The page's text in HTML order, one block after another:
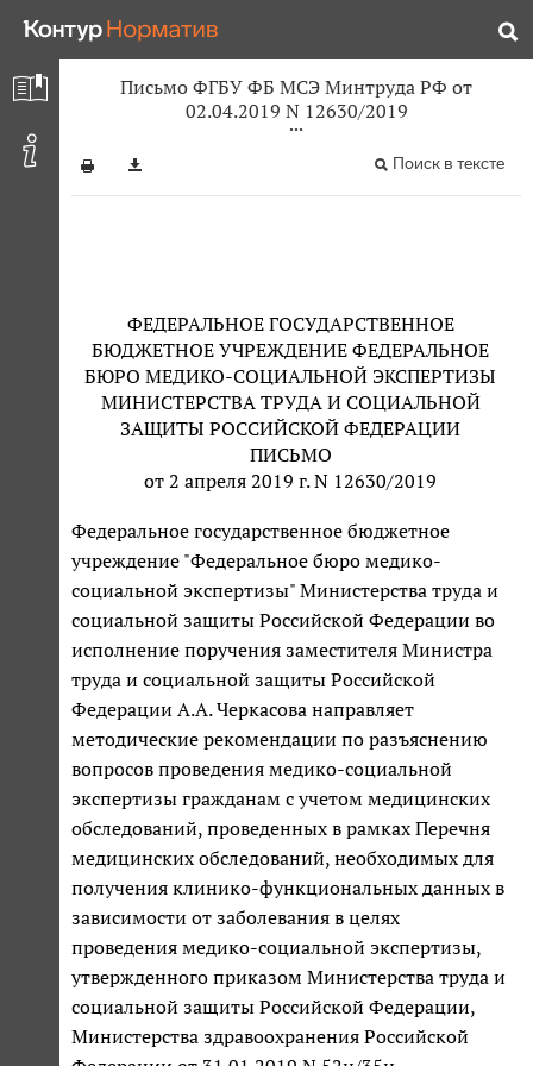
Письмо ФГБУ ФБ МСЭ Минтруда РФ от
02.04.2019 N 12630/2019
Поиск в тексте
ФЕДЕРАЛЬНОЕ ГОСУДАРСТВЕННОЕ
БЮДЖЕТНОЕ УЧРЕЖДЕНИЕ ФЕДЕРАЛЬНОЕ
БЮРО МЕДИКО-СОЦИАЛЬНОЙ ЭКСПЕРТИЗЫ
МИНИСТЕРСТВА ТРУДА И СОЦИАЛЬНОЙ
ЗАЩИТЫ РОССИЙСКОЙ ФЕДЕРАЦИИ
ПИСЬМО
от 2 апреля 2019 г. N 12630/2019
Федеральное государственное бюджетное
учреждение "Федеральное бюро медико-
социальной экспертизы" Министерства труда и
социальной защиты Российской Федерации во
исполнение поручения заместителя Министра
труда и социальной защиты Российской
Федерации А.А. Черкасова направляет
методические рекомендации по разъяснению
вопросов проведения медико-социальной
экспертизы гражданам с учетом медицинских
обследований, проведенных в рамках Перечня
медицинских обследований, необходимых для
получения клинико-функциональных данных в
зависимости от заболевания в целях
проведения медико-социальной экспертизы,
утвержденного приказом Министерства труда и
социальной защиты Российской Федерации,
Министерства здравоохранения Российской